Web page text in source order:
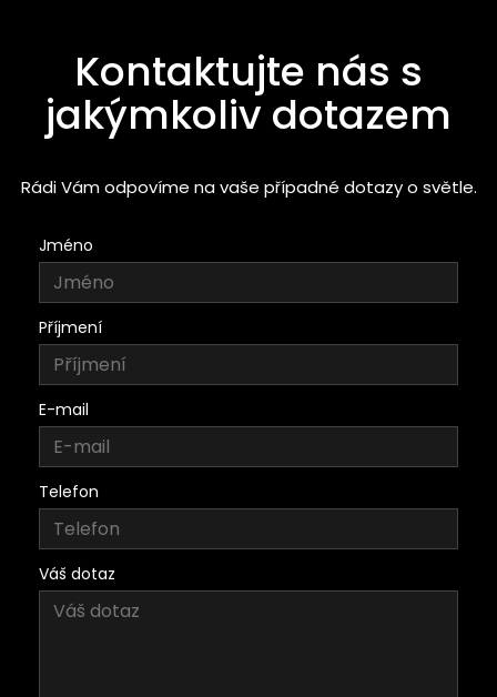
Kontaktujte nás s
jakýmkoliv dotazem
Rádi Vám odpovíme na vaše případné dotazy o světle.
Jméno
Příjmení
E-mail
Telefon
Váš dotaz